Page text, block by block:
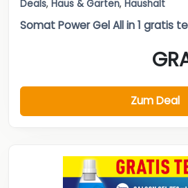
Deals, Haus & Garten, Haushalt
Somat Power Gel All in 1 gratis
Zum Deal